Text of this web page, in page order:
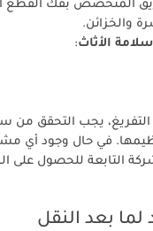
المتخصص بفك القطع
والخزائن.
الأثاث:
التفريغ، يجب التحقق من
في حال وجود أي
التابعة للحصول على
لما بعد النقل